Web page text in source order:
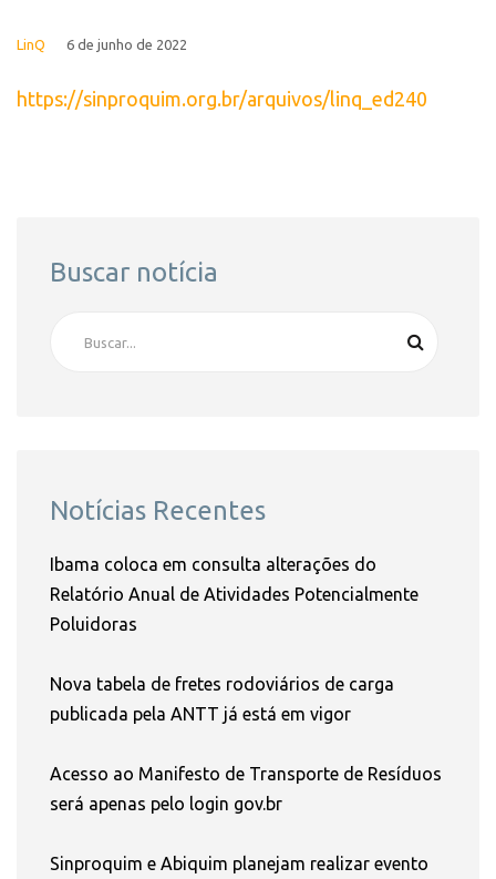
LinQ 6 de junho de 2022
https://sinproquim.org.br/arquivos/linq_ed240
Buscar notícia
Notícias Recentes
Ibama coloca em consulta alterações do
Relatório Anual de Atividades Potencialmente
Poluidoras
Nova tabela de fretes rodoviários de carga
publicada pela ANTT já está em vigor
Acesso ao Manifesto de Transporte de Resíduos
será apenas pelo login gov.br
Sinproquim e Abiquim planejam realizar evento